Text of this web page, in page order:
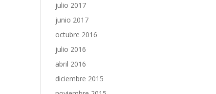
julio 2017
junio 2017
octubre 2016
julio 2016
abril 2016
diciembre 2015